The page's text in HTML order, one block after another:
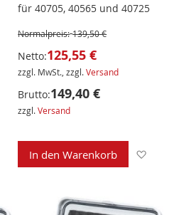
Zur Wunschliste hinzufügen
für 40705, 40565 und 40725
Normalpreis: 139,50 €
Netto:125,55 €
zzgl. MwSt., zzgl.Versand
Brutto:149,40 €
zzgl.Versand
In den Warenkorb